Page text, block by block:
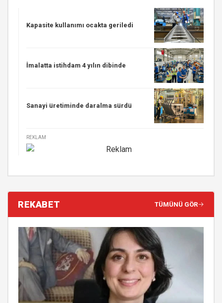
Kapasite kullanımı ocakta geriledi
İmalatta istihdam 4 yılın dibinde
Sanayi üretiminde daralma sürdü
REKLAM
REKABET TÜMÜNÜ GÖR